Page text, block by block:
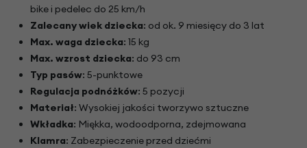
bike i pedelec do 25 km/h
Zalecany wiek dziecka: od ok. 9 miesięcy do 3 lat
Max. waga dziecka: 15 kg
Max. wzrost dziecka: do 93 cm
Typ pasów: 5-punktowe
Regulacja podnóżków: 5 pozycji
Materiał: Wysokiej jakości tworzywo sztuczne
Wkładka: Miękka, wodoodporna, zdejmowana
Klamra: Zabezpieczenie przed dziećmi